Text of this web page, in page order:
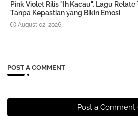
Pink Violet Rilis "Ih Kacau", Lagu
Tanpa Kepastian yang Bikin Emosi
August 02, 2026
POST A COMMENT
Post a Comment